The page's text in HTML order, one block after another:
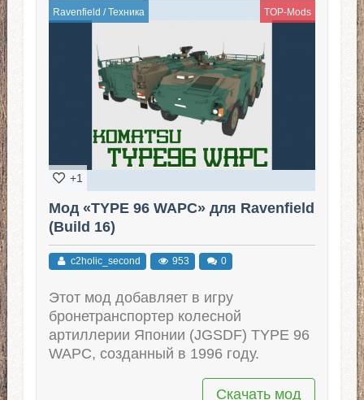
Ravenfield /Техника TOP-Mods
+1
Мод «TYPE 96 WAPC» для Ravenfield
(Build 16)
c2holic_second 953 0
Этот мод добавляет в игру
бронетранспортер колесной
артиллерии Японии (JGSDF) TYPE 96
WAPC, созданный в 1996 году.
Скачать мод